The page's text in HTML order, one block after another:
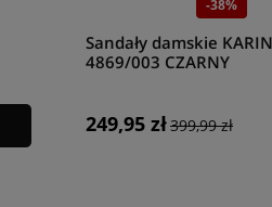
-38%
Sandały damskie
4869/003 CZARNY
249,95 zł399,99 zł